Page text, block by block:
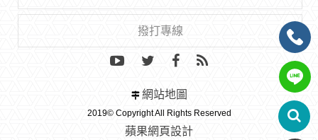
撥打專線
網站地圖
2019© Copyright All Rights Reserved
蘋果網頁設計